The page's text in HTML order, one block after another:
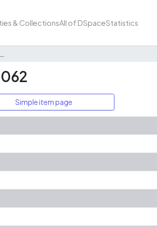
& CollectionsAll of DSpaceStatistics
Simple item page